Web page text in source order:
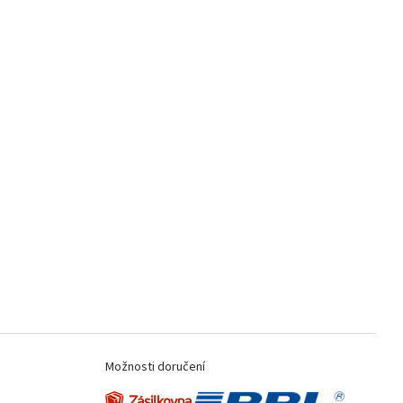
Možnosti doručení